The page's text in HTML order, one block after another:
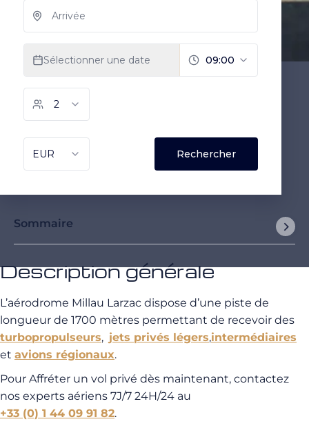
Sommaire
Description générale
L’aérodrome Millau Larzac dispose d’une piste de
longueur de 1700 mètres permettant de recevoir des
turbopropulseurs, jets privés légers,intermédiaires
et avions régionaux.
Pour Affréter un vol privé dès maintenant, contactez
nos experts aériens 7J/7 24H/24 au
+33 (0) 1 44 09 91 82.